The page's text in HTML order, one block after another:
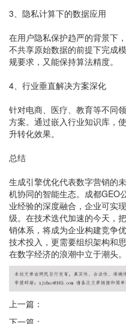
3、隐私计算下的数据应用
在用户隐私保护趋严的背景下
不共享原始数据的前提下完成
规要求，又能保持算法精度。
4、行业垂直解决方案深化
针对电商、医疗、教育等不同
方案。通过嵌入行业知识库，
升转化效果。
总结
生成引擎优化代表数字营销的
机协同的智能生态。成都GEO
业经验的深度融合，企业可实
级。在技术迭代加速的今天，
销体系，将成为企业构建竞争
技术投入，更需要组织架构和
在数字经济的浪潮中立于潮头。
上一篇：
下一篇：